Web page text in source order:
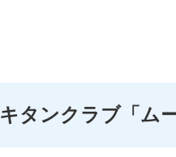
キタンクラブ「ム